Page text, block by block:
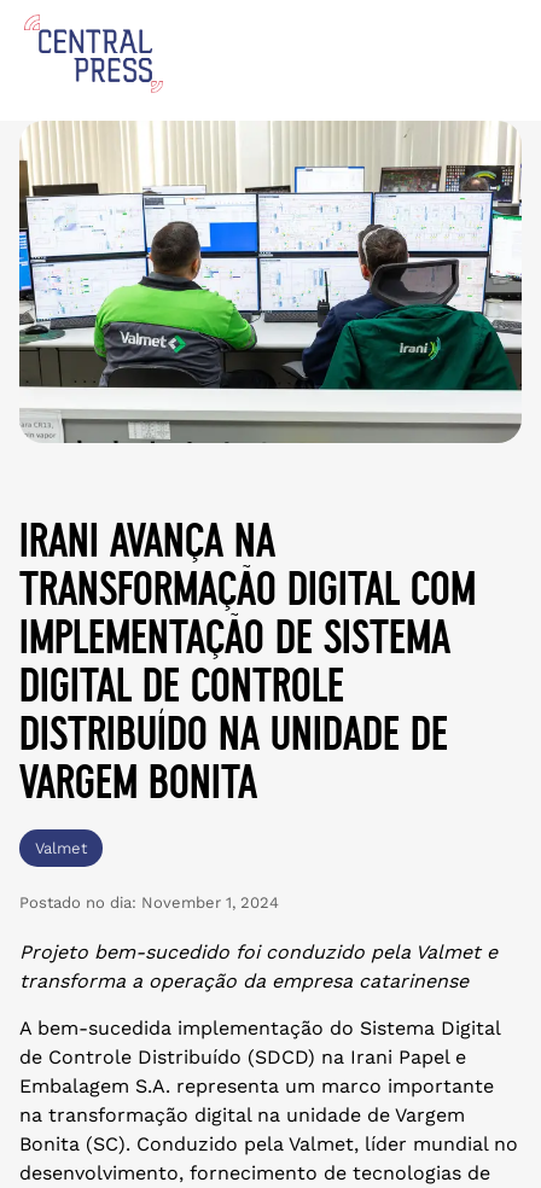
irani avança na
transformação digital com
implementação de sistema
digital de controle
distribuído na unidade de
vargem bonita
Valmet
Postado no dia: November 1, 2024
Projeto bem-sucedido foi conduzido pela Valmet e
transforma a operação da empresa catarinense
A bem-sucedida implementação do Sistema Digital
de Controle Distribuído (SDCD) na Irani Papel e
Embalagem S.A. representa um marco importante
na transformação digital na unidade de Vargem
Bonita (SC). Conduzido pela Valmet, líder mundial no
desenvolvimento, fornecimento de tecnologias de